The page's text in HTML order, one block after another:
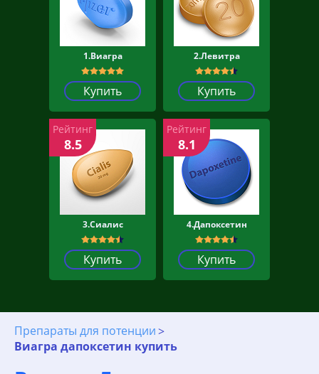
1.Виагра
Купить
2.Левитра
Купить
3.Сиалис
Купить
Рейтинг
8.5
4.Дапоксетин
Купить
Рейтинг
8.1
Препараты для потенции
Виагра дапоксетин купить